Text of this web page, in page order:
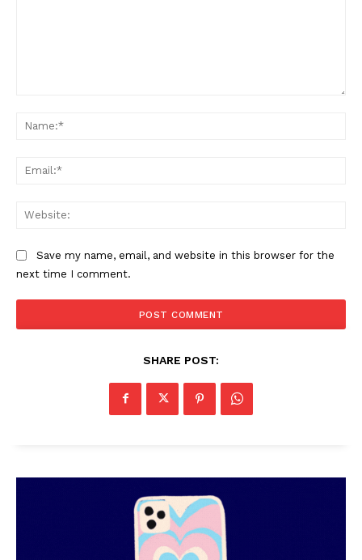
Save my name, email, and website in this browser for the
next time I comment.
SHARE POST: